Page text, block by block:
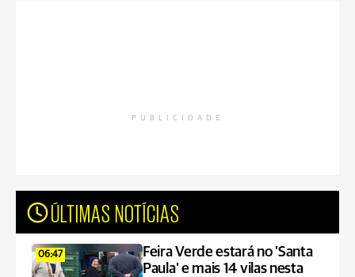
PUBLICIDADE
ÚLTIMAS NOTÍCIAS
06:47
Feira Verde estará no 'Santa
Paula' e mais 14 vilas nesta